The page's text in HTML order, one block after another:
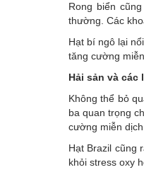
Rong biển
thường. Các
Hạt bí ngô lại
tăng cường miễn
Hải sản và các
Không thể bỏ
ba quan trọng
cường miễn
Hạt Brazil cũng
khỏi stress oxy